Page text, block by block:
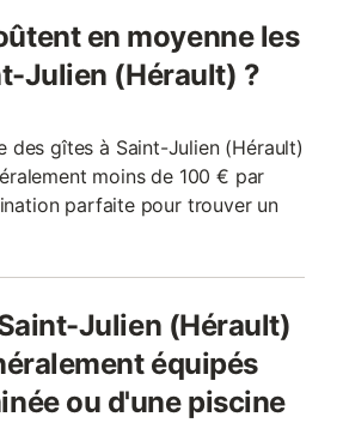
en moyenne les
Julien (Hérault) ?
des gîtes à Saint-Julien (Hérault)
moins de 100 € par
parfaite pour trouver un
Julien (Hérault)
équipés
ou d'une piscine